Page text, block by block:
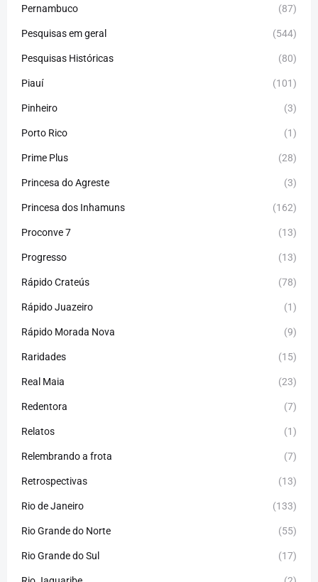
Pernambuco (87)
Pesquisas em geral (544)
Pesquisas Históricas (80)
Piauí (101)
Pinheiro (3)
Porto Rico (1)
Prime Plus (28)
Princesa do Agreste (3)
Princesa dos Inhamuns (162)
Proconve 7 (13)
Progresso (13)
Rápido Crateús (78)
Rápido Juazeiro (1)
Rápido Morada Nova (9)
Raridades (15)
Real Maia (23)
Redentora (7)
Relatos (1)
Relembrando a frota (7)
Retrospectivas (13)
Rio de Janeiro (133)
Rio Grande do Norte (55)
Rio Grande do Sul (17)